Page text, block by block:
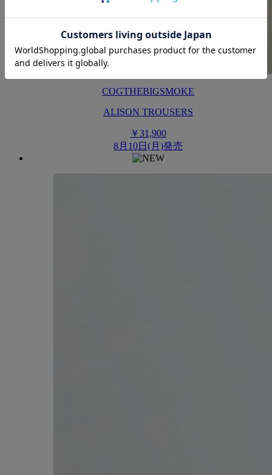
COGTHEBIGSMOKE
ALISON TROUSERS
￥31,900
8月10日(月)発売